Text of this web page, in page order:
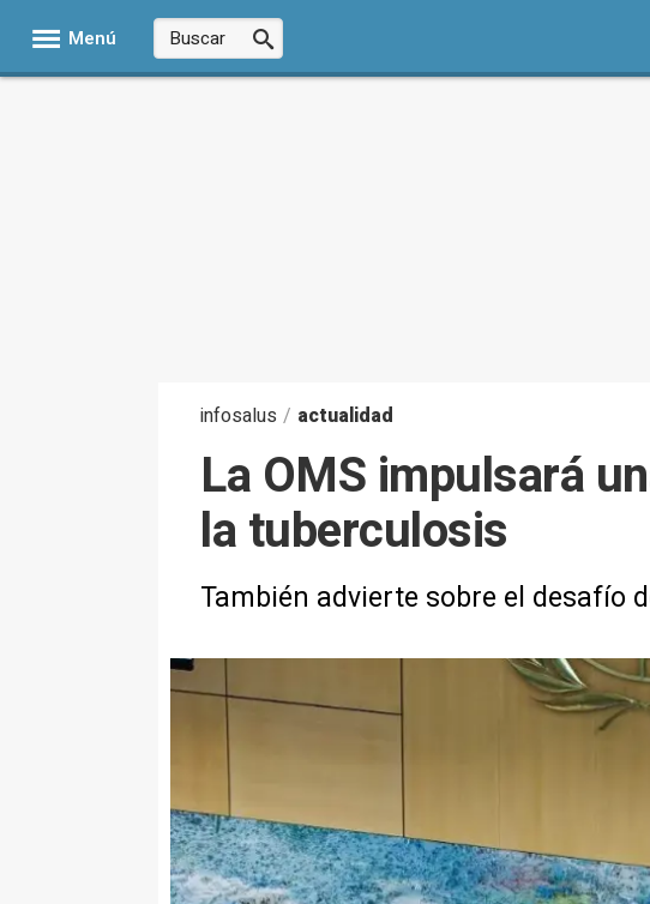
Menú
infosalus / actualidad
La OMS impulsará
la tuberculosis
También advierte sobre el desafío